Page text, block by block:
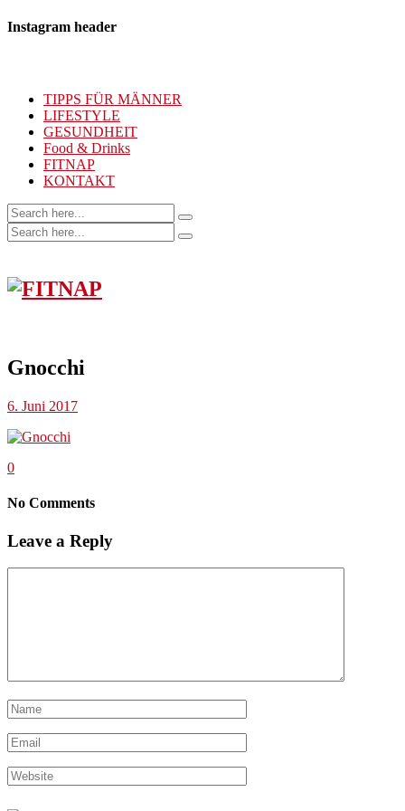
Instagram header
TIPPS FÜR MÄNNER
LIFESTYLE
GESUNDHEIT
Food & Drinks
FITNAP
KONTAKT
Gnocchi
6. Juni 2017
0
No Comments
Leave a Reply